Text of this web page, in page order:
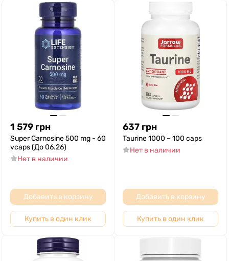
1 579 грн
Super Carnosine 500 mg - 60
vcaps (До 06.26)
Нет в наличии
Добавить в корзину
Купить в один клик
637 грн
Taurine 1000 – 100 caps
Нет в наличии
Добавить в корзину
Купить в один клик